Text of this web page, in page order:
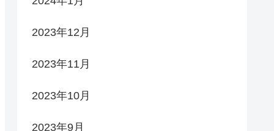
2023年12月
2023年11月
2023年10月
2023年9月